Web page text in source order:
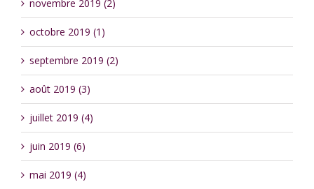
novembre 2019 (2)
octobre 2019 (1)
septembre 2019 (2)
août 2019 (3)
juillet 2019 (4)
juin 2019 (6)
mai 2019 (4)